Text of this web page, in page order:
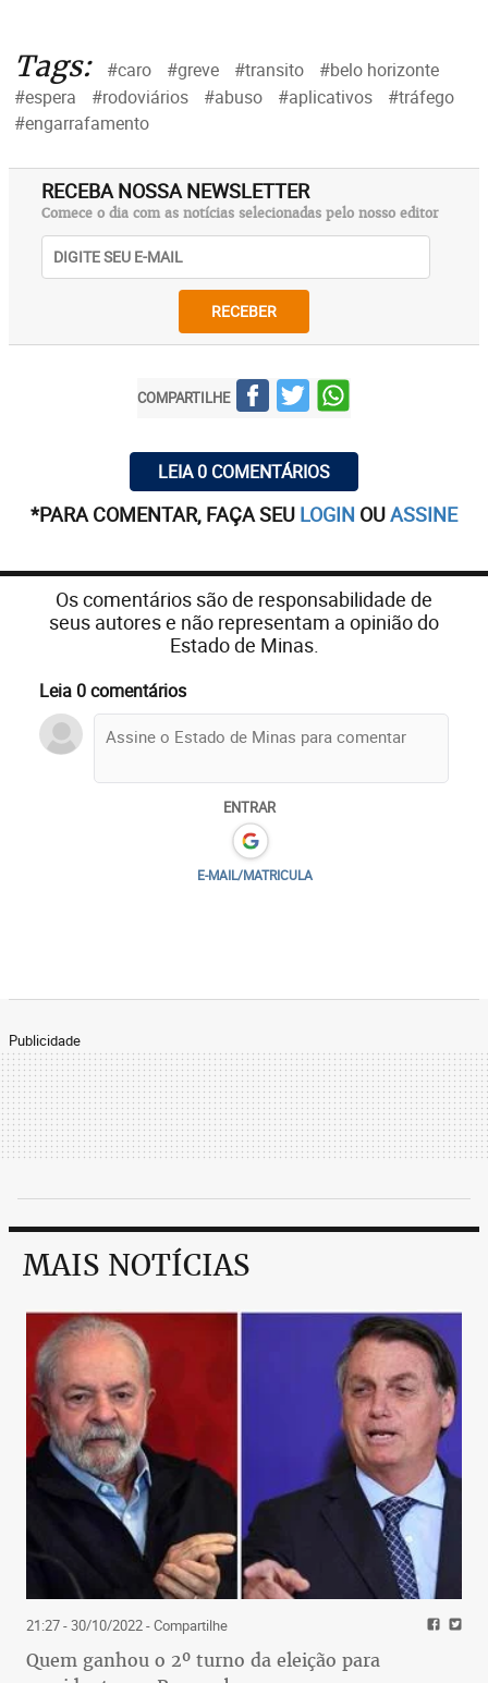
Tags: #caro #greve #transito
#belo horizonte
#espera
#rodoviários #abuso #aplicativos
#tráfego
#engarrafamento
RECEBA NOSSA NEWSLETTER
Comece o dia com as notícias selecionadas pelo nosso editor
RECEBER
COMPARTILHE
LEIA 0 COMENTÁRIOS
*PARA COMENTAR, FAÇA SEU LOGIN OUASSINE
Os comentários são de responsabilidade de
seus autores e não representam a opinião do
Estado de Minas.
Leia 0 comentários
ENTRAR
E-MAIL/MATRICULA
Publicidade
MAIS NOTÍCIAS
21:27 - 30/10/2022- Compartilhe
Quem ganhou o 2º turno da eleição para